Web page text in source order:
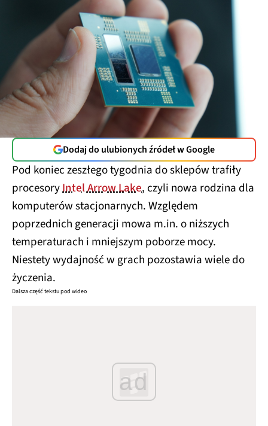
Dodaj do ulubionych źródeł w Google
Pod koniec zeszłego tygodnia do sklepów trafiły
procesoryIntel Arrow Lake, czyli nowa rodzina dla
komputerów stacjonarnych. Względem
poprzednich generacji mowa m.in. o niższych
temperaturach i mniejszym poborze mocy.
Niestety wydajność w grach pozostawia wiele do
życzenia.
Dalsza część tekstu pod wideo
ad